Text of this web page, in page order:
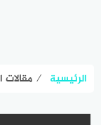
الرئيسية ⁄ مقالات